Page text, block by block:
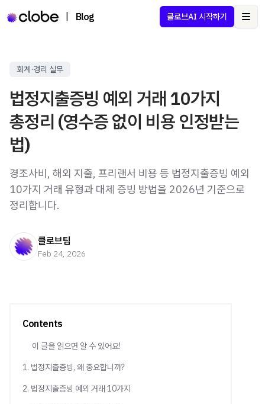
Blog 클로브AI 시작하기
회계·경리 실무
법정지출증빙 예외 거래 10가지
총정리 (영수증 없이 비용 인정받는
법)
경조사비, 해외 지출, 프리랜서 비용 등 법정지출증빙 예외
10가지 거래 유형과 대체 증빙 방법을 2026년 기준으로
정리합니다.
클로브팀
Feb 24, 2026
Contents
이 글을 읽으면 알 수 있어요!
1. 법정지출증빙, 왜 중요합니까?
2. 법정지출증빙 예외 거래 10가지